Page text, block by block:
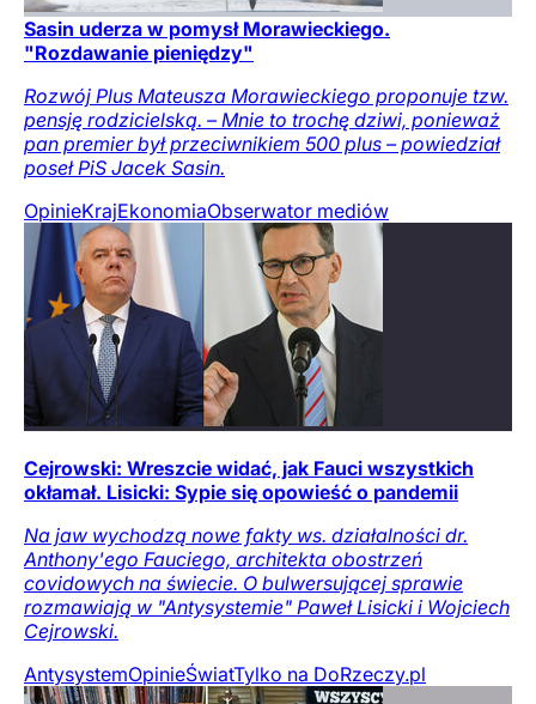
Sasin uderza w pomysł Morawieckiego.
"Rozdawanie pieniędzy"
Rozwój Plus Mateusza Morawieckiego proponuje tzw.
pensję rodzicielską. – Mnie to trochę dziwi, ponieważ
pan premier był przeciwnikiem 500 plus – powiedział
poseł PiS Jacek Sasin.
OpinieKrajEkonomiaObserwator mediów
Cejrowski: Wreszcie widać, jak Fauci wszystkich
okłamał. Lisicki: Sypie się opowieść o pandemii
Na jaw wychodzą nowe fakty ws. działalności dr.
Anthony'ego Fauciego, architekta obostrzeń
covidowych na świecie. O bulwersującej sprawie
rozmawiają w "Antysystemie" Paweł Lisicki i Wojciech
Cejrowski.
AntysystemOpinieŚwiatTylko na DoRzeczy.pl